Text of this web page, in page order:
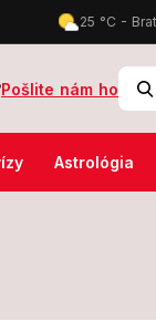
Pri
Pošlite nám ho
Astrológia